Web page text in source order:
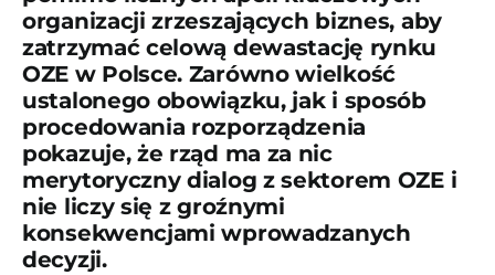
organizacji zrzeszających biznes, aby
zatrzymać celową dewastację rynku
OZE w Polsce. Zarówno wielkość
ustalonego obowiązku, jak i sposób
procedowania rozporządzenia
pokazuje, że rząd ma za nic
merytoryczny dialog z sektorem OZE i
nie liczy się z groźnymi
konsekwencjami wprowadzanych
decyzji.